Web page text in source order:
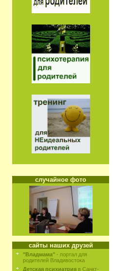
случайное фото
сайты наших друзей
"Владмама" - портал для
родителей Владивостока
Детская психиатрия в Санкт-